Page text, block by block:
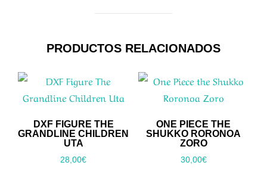
PRODUCTOS RELACIONADOS
DXF FIGURE THE
GRANDLINE CHILDREN
UTA
28,00€
ONE PIECE THE
SHUKKO RORONOA
ZORO
30,00€